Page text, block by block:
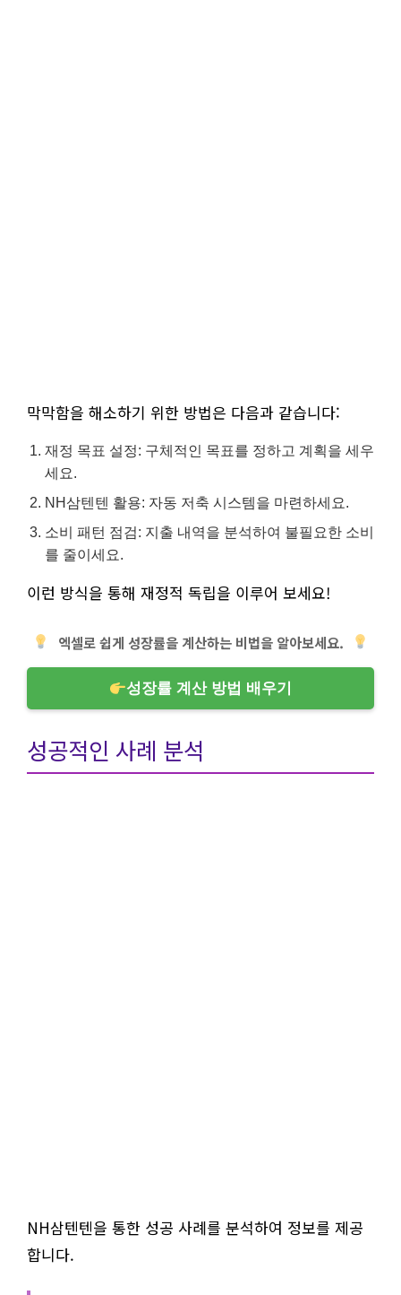
막막함을 해소하기 위한 방법은 다음과 같습니다:
재정 목표 설정: 구체적인 목표를 정하고 계획을 세우
세요.
NH삼텐텐 활용: 자동 저축 시스템을 마련하세요.
소비 패턴 점검: 지출 내역을 분석하여 불필요한 소비
를 줄이세요.
이런 방식을 통해 재정적 독립을 이루어 보세요!
엑셀로 쉽게 성장률을 계산하는 비법을 알아보세요.
성장률 계산 방법 배우기
성공적인 사례 분석
NH삼텐텐을 통한 성공 사례를 분석하여 정보를 제공
합니다.